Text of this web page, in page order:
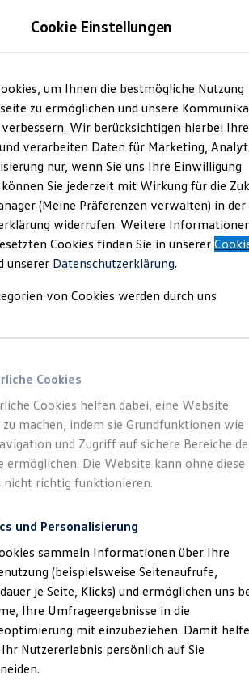
Sondermodelle
Fahrzeuge
Marktplatz
und Gebrauchtwagen
Zertifizierte Gebrauchtwagen
und Serviceangebote
Angebote
Leasing
Gebrauchtwagen-Leasing
Leasing
Leasing
ohne Anzahlung
Versicherung
Class bei Volkswagen
Gewinn
Stülpner und
|141 Bewertungen
& Rechtliches)
Cookie Einstellungen
um Ihnen die bestmögliche Nutzung
zu ermöglichen und unsere
Wir berücksichtigen hierbei Ihre
verarbeiten Daten für Marketing,
nur, wenn Sie uns Ihre Einwilligung
können Sie jederzeit mit Wirkung für die
(Meine Präferenzen verwalten) in der
widerrufen. Weitere
Cookies finden Sie in unserer
unserer Datenschutzerklärung.
von Cookies werden durch uns
Cookies
Cookies helfen dabei, eine Website
machen, indem sie Grundfunktionen wie
und Zugriff auf sichere Bereiche
ermöglichen. Die Website kann ohne diese
nicht richtig funktionieren.
und Personalisierung
sammeln Informationen über Ihre
(beispielsweise Seitenaufrufe,
je Seite, Klicks) und ermöglichen uns
Ihre Umfrageergebnisse in die
mit einzubeziehen. Damit
Ihr Nutzererlebnis persönlich auf Sie